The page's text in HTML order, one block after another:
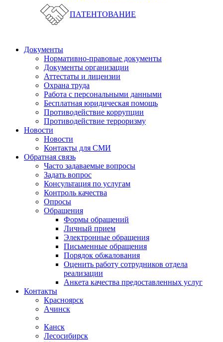
ПАТЕНТОВАНИЕ
Документы
Нормативно-правовые документы
Документы организации
Аттестаты и лицензии
Охрана труда
Работа с персональными данными
Бесплатная юридическая помощь
Противодействие коррупции
Противодействие терроризму
Новости
Новости
Контакты для СМИ
Обратная связь
Часто задаваемые вопросы
Задать вопрос
Консультация по услугам
Контроль качества
Опросы
Обращения
Формы обращений
Личный прием
Электронные обращения
Письменные обращения
Порядок обжалования
Оценить работу сотрудников отдела
реализации
Анкета качества предоставленных услуг
Контакты
Красноярск
Ачинск
Канск
Лесосибирск